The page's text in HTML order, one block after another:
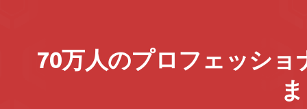
70万人のプロフェッシ